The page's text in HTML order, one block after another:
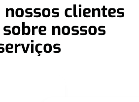
nossos clientes
nossos